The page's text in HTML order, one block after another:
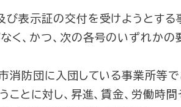
表示証の交付を受けようとする
く、かつ、次の各号のいずれかの
団に入団している事業所等で
に対し、昇進、賃金、労働時間